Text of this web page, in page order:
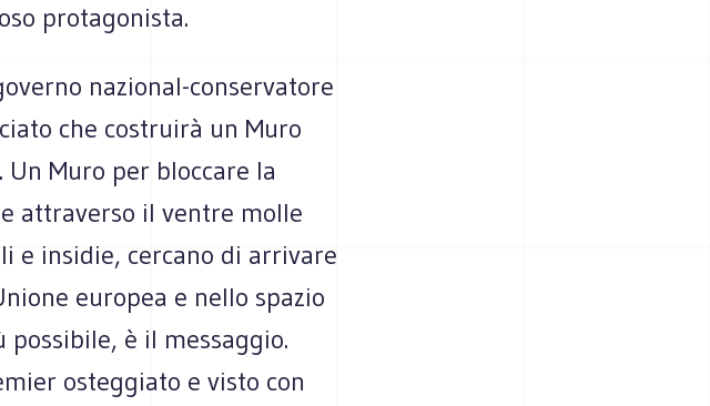
protagonista.
nazional-conservatore
che costruirà un Muro
Muro per bloccare la
attraverso il ventre molle
e insidie, cercano di arrivare
europea e nello spazio
possibile, è il messaggio.
osteggiato e visto con